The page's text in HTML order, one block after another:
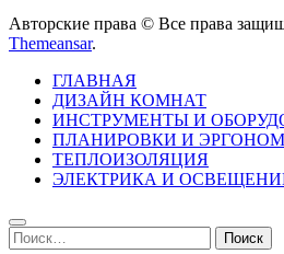
Авторские права © Все права
Themeansar.
ГЛАВНАЯ
ДИЗАЙН КОМНАТ
ИНСТРУМЕНТЫ И
ПЛАНИРОВКИ И
ТЕПЛОИЗОЛЯЦИЯ
ЭЛЕКТРИКА И
Найти: